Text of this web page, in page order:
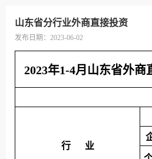
山东省分行业外商直接投资
发布日期：2023-06-02
2023年1-4月山东省外商
行 业